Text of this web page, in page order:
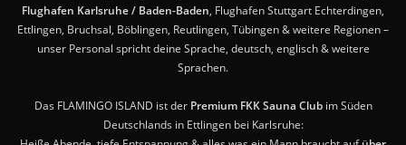
Flughafen Karlsruhe / Baden-Baden, Flughafen Stuttgart Echterdingen,
Ettlingen, Bruchsal, Böblingen, Reutlingen, Tübingen & weitere Regionen –
unser Personal spricht deine Sprache, deutsch, englisch & weitere
Sprachen.
Das FLAMINGO ISLAND ist der Premium FKK Sauna Clubim Süden
Deutschlands in Ettlingen bei Karlsruhe: